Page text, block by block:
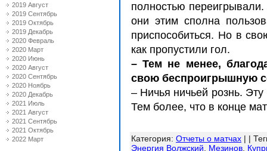
2019 Август
2019 Сентябрь
2019 Октябрь
2019 Декабрь
2020 Февраль
2020 Март
2020 Июнь
2020 Август
2020 Сентябрь
2020 Ноябрь
2020 Декабрь
2021 Июль
2021 Август
2021 Сентябрь
2021 Октябрь
2022 Март
полностью
они этим сполна
приспособиться. Но в
как пропустили гол.
– Тем не менее,
свою беспроигрышную
– Ничья ничьей рознь.
Тем более, что в конце
Категория: Отчеты о матчах | |
Энергия Волжский
Мезинов